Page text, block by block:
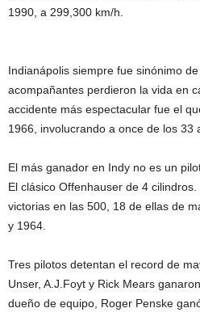
1990, a 299,300 km/h.
Indianápolis siempre fue sinónimo
acompañantes perdieron la vida en
accidente más espectacular fue el
1966, involucrando a once de los 33
El más ganador en Indy no es un
El clásico Offenhauser de 4
victorias en las 500, 18 de ellas de
y 1964.
Tres pilotos detentan el record de
Unser, A.J.Foyt y Rick Mears
dueño de equipo, Roger Penske